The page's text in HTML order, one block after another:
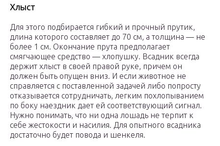
Хлыст
Для этого подбирается гибкий и прочный прутик,
длина которого составляет до 70 см, а толщина — не
более 1 см. Окончание прута предполагает
смягчающее средство — хлопушку. Всадник всегда
держит хлыст в своей правой руке, причем он
должен быть опущен вниз. И если животное не
справляется с поставленной задачей либо попросту
отказывается сотрудничать, легким похлопыванием
по боку наездник дает ей соответствующий сигнал.
Нужно понимать, что ни одна лошадь не терпит к
себе жестокости и насилия. Для опытного всадника
достаточно будет повода и шенкеля.